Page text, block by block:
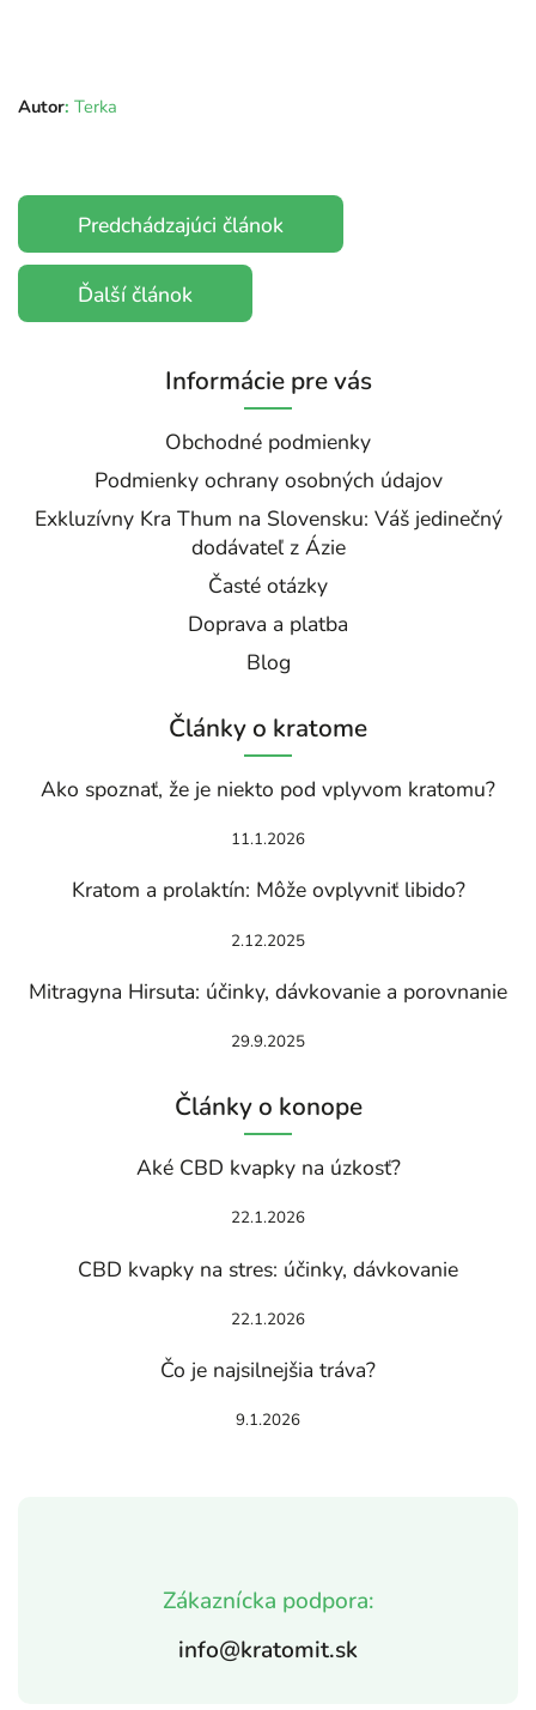
Autor: Terka
Predchádzajúci článok
Ďalší článok
Zákaznícka podpora:
info@kratomit.sk
Informácie pre vás
Obchodné podmienky
Podmienky ochrany osobných údajov
Exkluzívny Kra Thum na Slovensku: Váš jedinečný
dodávateľ z Ázie
Časté otázky
Doprava a platba
Blog
Články o kratome
Ako spoznať, že je niekto pod vplyvom kratomu?
11.1.2026
Kratom a prolaktín: Môže ovplyvniť libido?
2.12.2025
Mitragyna Hirsuta: účinky, dávkovanie a porovnanie
29.9.2025
Články o konope
Aké CBD kvapky na úzkosť?
22.1.2026
CBD kvapky na stres: účinky, dávkovanie
22.1.2026
Čo je najsilnejšia tráva?
9.1.2026